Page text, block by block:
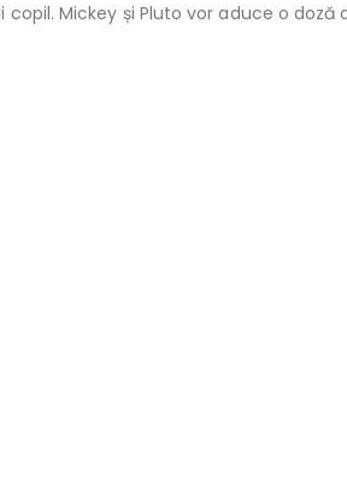
Mickey și Pluto vor aduce o doză